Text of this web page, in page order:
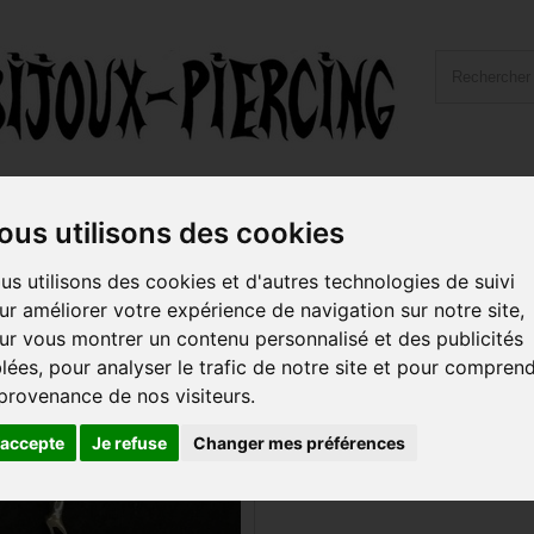
utilisons des cookies
utilisons des cookies et d'autres technologies de suivi
améliorer votre expérience de navigation sur notre site,
vous montrer un contenu personnalisé et des publicités
pour analyser le trafic de notre site et pour
de nos visiteurs.
Je refuse Changer mes préférences
de commander sur ce site
prix c’est au top !
et reçu rapidement articles
et avec gentillesse
Juste superbe. Piercing de cartilage du
la journée et la nuit, il est vraiment
- 1 sur 1.